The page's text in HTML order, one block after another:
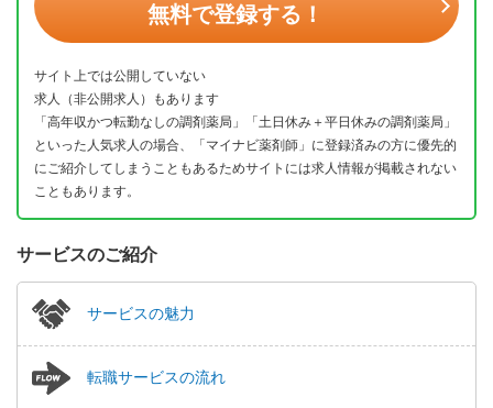
無料で登録する！
サイト上では公開していない
求人（非公開求人）もあります
「高年収かつ転勤なしの調剤薬局」「土日休み＋平日休みの調剤薬局」
といった人気求人の場合、「マイナビ薬剤師」に登録済みの方に優先的
にご紹介してしまうこともあるためサイトには求人情報が掲載されない
こともあります。
サービスのご紹介
サービスの魅力
転職サービスの流れ